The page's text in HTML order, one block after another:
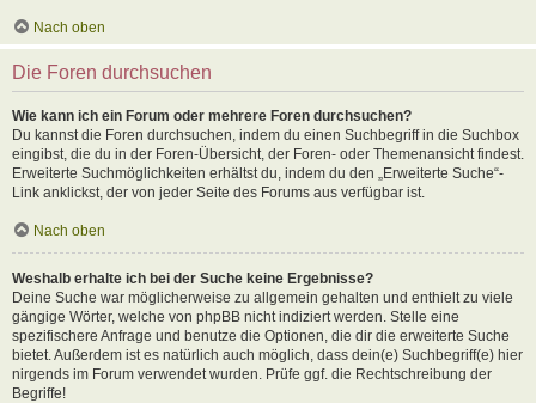
Nach oben
Die Foren durchsuchen
Wie kann ich ein Forum oder mehrere Foren durchsuchen?
Du kannst die Foren durchsuchen, indem du einen Suchbegriff in die Suchbox
eingibst, die du in der Foren-Übersicht, der Foren- oder Themenansicht findest.
Erweiterte Suchmöglichkeiten erhältst du, indem du den „Erweiterte Suche“-
Link anklickst, der von jeder Seite des Forums aus verfügbar ist.
Nach oben
Weshalb erhalte ich bei der Suche keine Ergebnisse?
Deine Suche war möglicherweise zu allgemein gehalten und enthielt zu viele
gängige Wörter, welche von phpBB nicht indiziert werden. Stelle eine
spezifischere Anfrage und benutze die Optionen, die dir die erweiterte Suche
bietet. Außerdem ist es natürlich auch möglich, dass dein(e) Suchbegriff(e) hier
nirgends im Forum verwendet wurden. Prüfe ggf. die Rechtschreibung der
Begriffe!